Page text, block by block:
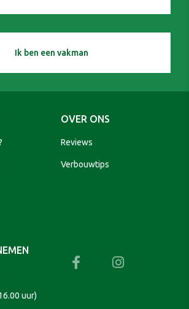
Ik ben een vakman
OVER ONS
Reviews
Verbouwtips
uur)